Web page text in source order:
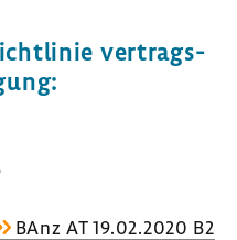
vertrags­
BAnz AT 19.02.2020 B2